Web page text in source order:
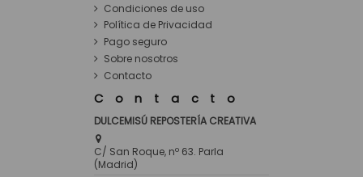
Condiciones de uso
Política de Privacidad
Pago seguro
Sobre nosotros
Contacto
Contacto
DULCEMISÚ REPOSTERÍA CREATIVA
C/ San Roque, nº 63. Parla
(Madrid)